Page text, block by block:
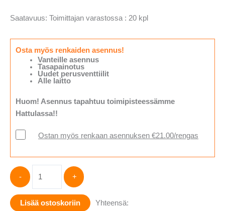
Saatavuus: Toimittajan varastossa : 20 kpl
Osta myös renkaiden asennus!
Vanteille asennus
Tasapainotus
Uudet perusventtiilit
Alle laitto
Huom! Asennus tapahtuu toimipisteessämme
Hattulassa!!
Ostan myös renkaan asennuksen €21.00/rengas
-
RS4
-
+
Lisää ostoskoriin Yhteensä: